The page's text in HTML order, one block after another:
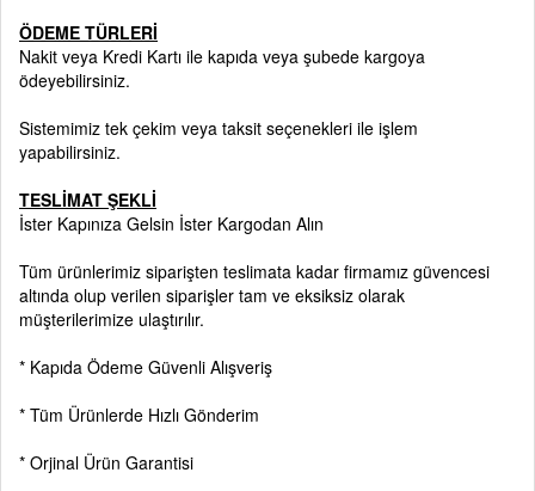
ÖDEME TÜRLERİ
Nakit veya Kredi Kartı ile kapıda veya şubede kargoya
ödeyebilirsiniz.
Sistemimiz tek çekim veya taksit seçenekleri ile işlem
yapabilirsiniz.
TESLİMAT ŞEKLİ
İster Kapınıza Gelsin İster Kargodan Alın
Tüm ürünlerimiz siparişten teslimata kadar firmamız güvencesi
altında olup verilen siparişler tam ve eksiksiz olarak
müşterilerimize ulaştırılır.
* Kapıda Ödeme Güvenli Alışveriş
* Tüm Ürünlerde Hızlı Gönderim
* Orjinal Ürün Garantisi